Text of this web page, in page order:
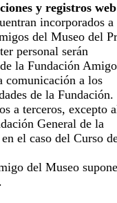
y registros web
incorporados a
del Museo del
personal serán
la Fundación
comunicación a los
de la Fundación.
a terceros, excepto
General de la
el caso del Curso
del Museo